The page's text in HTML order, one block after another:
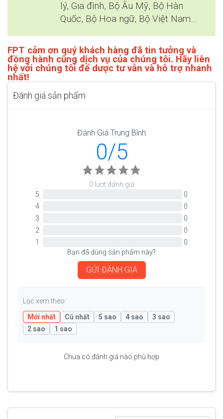
lý, Gia đình, Bộ Âu Mỹ, Bộ Hàn
Quốc, Bộ Hoa ngữ, Bộ Việt Nam…
FPT cảm ơn quý khách hàng đã tin tưởng và
đồng hành cũng dịch vụ của chúng tôi. Hãy liên
hệ với chúng tôi để dược tư vẫn và hỗ trợ nhanh
nhất!
Đánh giá sản phẩm
Đánh Giá Trung Bình
0/5
0 lượt đánh giá
5
0
4
0
3
0
2
0
1
0
Bạn đã dùng sản phẩm này?
GỬI ĐÁNH GIÁ
Lọc xem theo:
Mới nhất
Cũ nhất 5 sao 4 sao
3 sao
2 sao
1 sao
Chưa có đánh giá nào phù hợp